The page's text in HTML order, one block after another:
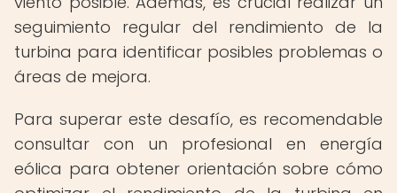
seguimiento regular del rendimiento de la
turbina para identificar posibles problemas o
áreas de mejora.
Para superar este desafío, es recomendable
consultar con un profesional en energía
eólica para obtener orientación sobre cómo